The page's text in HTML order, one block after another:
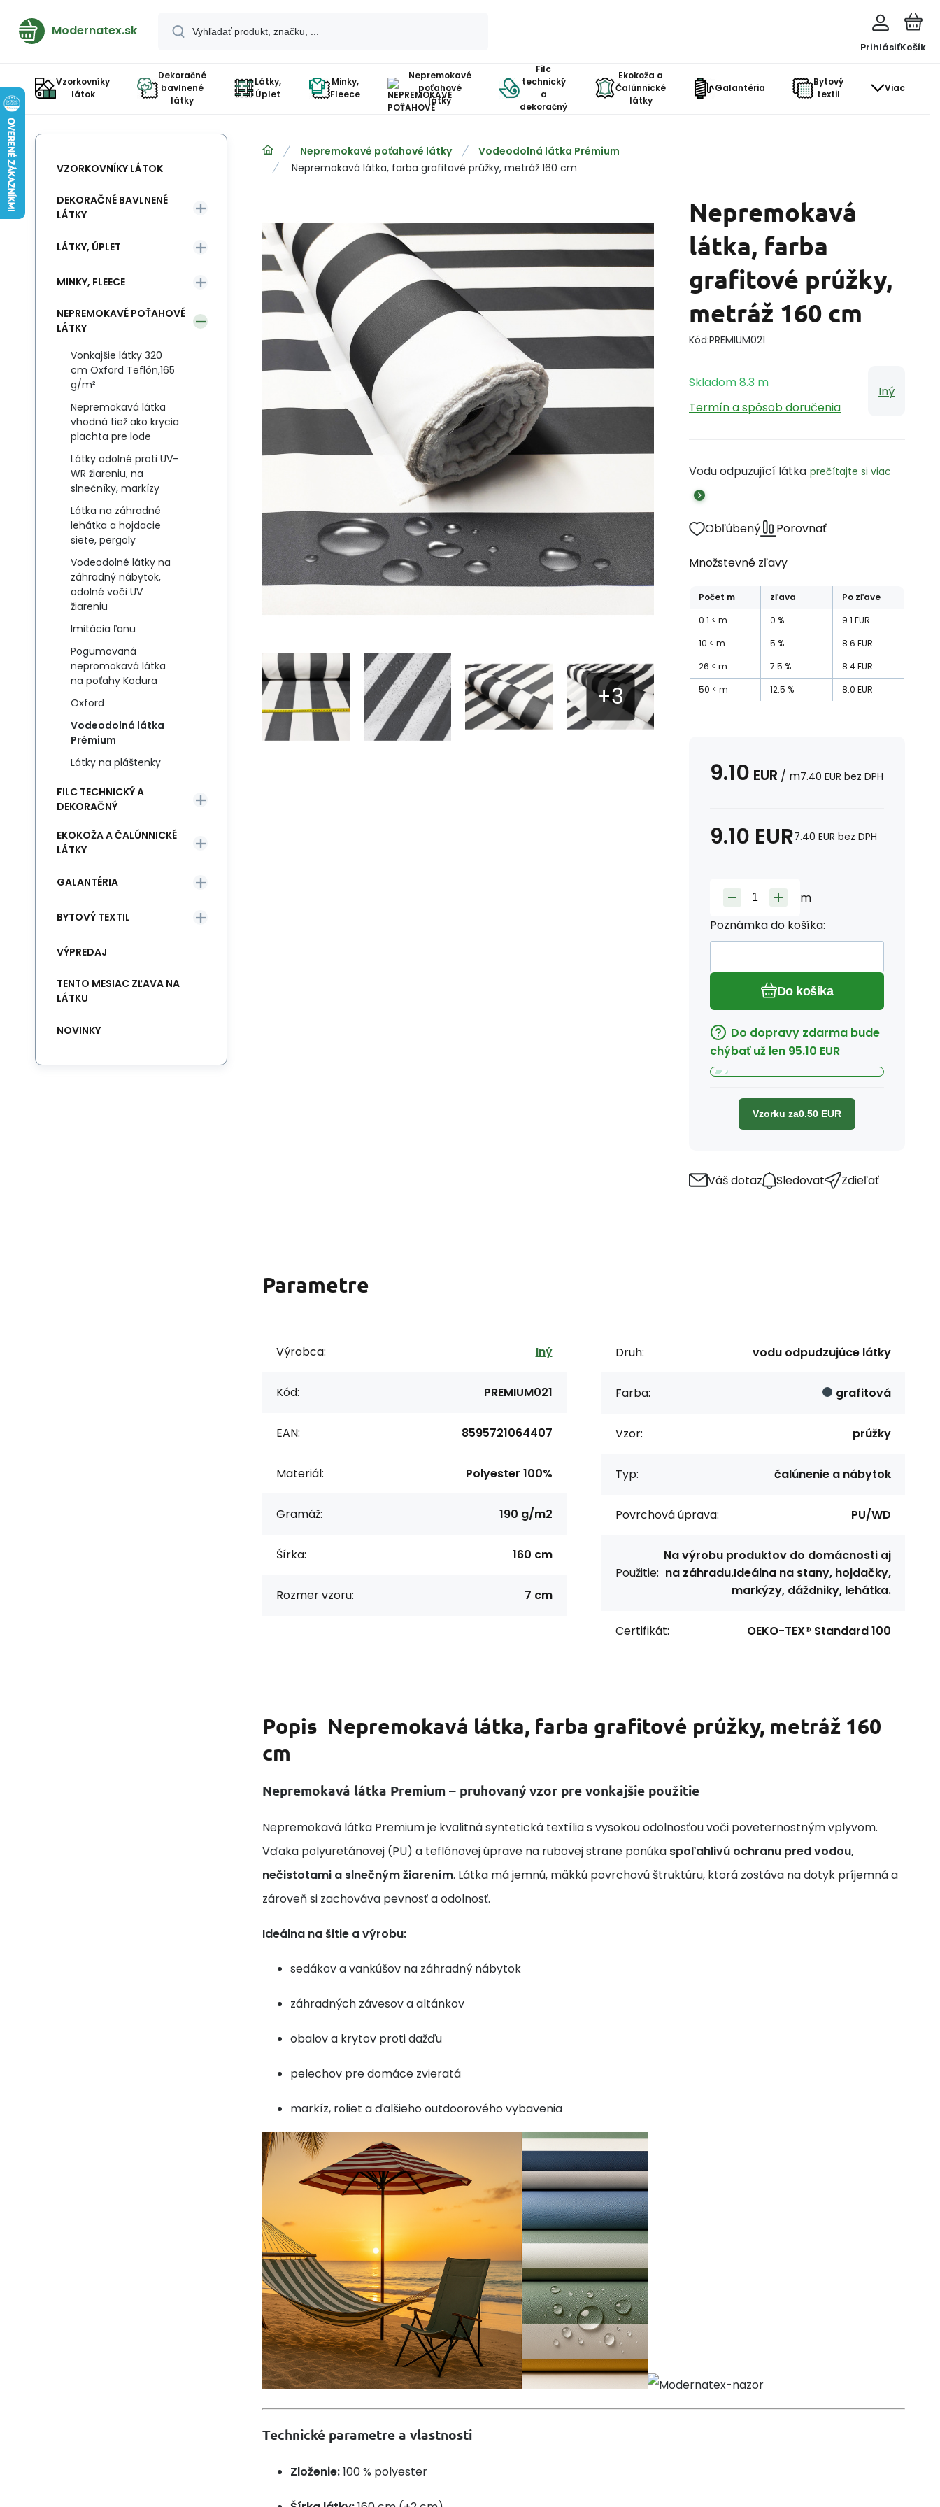
Modernatex.sk
PrihlásiťKošík
Vzorkovníky
látok
Dekoračné
bavlnené
látky
Látky,
Úplet
Minky,
Fleece
Nepremokavé
poťahové
látky
Filc
technický
a
dekoračný
Ekokoža a
Čalúnnické
látky
Galantéria
Bytový
textil
Viac
Nepremokavé poťahové látky
Vodeodolná látka Prémium
Nepremokavá látka, farba grafitové prúžky, metráž 160 cm
Nepremokavá
látka, farba
grafitové prúžky,
metráž 160 cm
Kód:PREMIUM021
Skladom8.3 m
Termín a spôsob doručenia
Iný
Vodu odpuzující látka prečítajte si viac
Obľúbený Porovnať
Množstevné zľavy
Počet m zľava
Po zľave
0.1
m 0 % 9.1 EUR
10
m 5 % 8.6 EUR
26
m 7.5 % 8.4EUR
50
m 12.5 % 8.0 EUR
9.10 EUR / m7.40 EUR bez DPH
9.10 EUR7.40 EUR bez DPH
m
Poznámka do košíka:
Do košíka
Do dopravy zdarma bude
chýbať už len 95.10 EUR
Vzorku za0.50 EUR
Váš dotaz Sledovat Zdieľať
Parametre
Výrobca: Iný
Kód: PREMIUM021
EAN: 8595721064407
Materiál: Polyester 100%
Gramáž: 190 g/m2
Šírka: 160 cm
Rozmer vzoru: 7 cm
Druh: vodu odpudzujúce látky
Farba: grafitová
Vzor: prúžky
Typ: čalúnenie a nábytok
Povrchová úprava: PU/WD
Použitie:
Na výrobu produktov do domácnosti aj
na záhradu.Ideálna na stany, hojdačky,
markýzy, dáždniky, lehátka.
Certifikát: OEKO-TEX® Standard 100
Popis Nepremokavá látka, farba grafitové prúžky, metráž 160
cm
Nepremokavá látka Premium – pruhovaný vzor pre vonkajšie použitie
Nepremokavá látka Premium je kvalitná syntetická textília s vysokou odolnosťou voči poveternostným vplyvom.
Vďaka polyuretánovej (PU) a teflónovej úprave na rubovej strane ponúka spoľahlivú ochranu pred vodou,
nečistotami a slnečným žiarením. Látka má jemnú, mäkkú povrchovú štruktúru, ktorá zostáva na dotyk príjemná a
zároveň si zachováva pevnosť a odolnosť.
Ideálna na šitie a výrobu:
sedákov a vankúšov na záhradný nábytok
záhradných závesov a altánkov
obalov a krytov proti dažďu
pelechov pre domáce zvieratá
markíz, roliet a ďalšieho outdoorového vybavenia
Technické parametre a vlastnosti
Zloženie:100 % polyester
VZORKOVNÍKY LÁTOK
DEKORAČNÉ BAVLNENÉ
LÁTKY
LÁTKY, ÚPLET
MINKY, FLEECE
NEPREMOKAVÉ POŤAHOVÉ
LÁTKY
Vonkajšie látky 320
cm Oxford Teflón,165
g/m²
Nepremokavá látka
vhodná tiež ako krycia
plachta pre lode
Látky odolné proti UV-
WR žiareniu, na
slnečníky, markízy
Látka na záhradné
lehátka a hojdacie
siete, pergoly
Vodeodolné látky na
záhradný nábytok,
odolné voči UV
žiareniu
Imitácia ľanu
Pogumovaná
nepromokavá látka
na poťahy Kodura
Oxford
Vodeodolná látka
Prémium
Látky na pláštenky
FILC TECHNICKÝ A
DEKORAČNÝ
EKOKOŽA A ČALÚNNICKÉ
LÁTKY
GALANTÉRIA
BYTOVÝ TEXTIL
VÝPREDAJ
TENTO MESIAC ZĽAVA NA
LÁTKU
NOVINKY